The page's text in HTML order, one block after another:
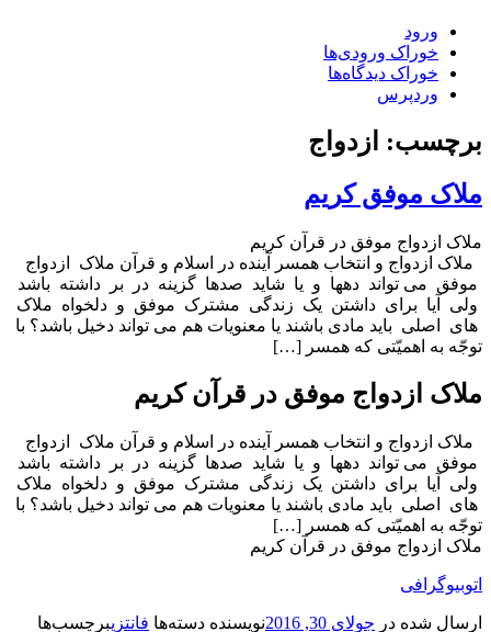
ورود
خوراک ورودی‌ها
خوراک دیدگاه‌ها
وردپرس
برچسب: ازدواج
ملاک موفق کریم
ملاک ازدواج موفق در قرآن کریم
ملاک ازدواج و انتخاب همسر آینده در اسلام و قرآن ملاک ازدواج
موفق می تواند دهها و یا شاید صدها گزینه در بر داشته باشد
ولی آیا برای داشتن یک زندگی مشترک موفق و دلخواه ملاک
های اصلی باید مادی باشند یا معنویات هم می تواند دخیل باشد؟ با
توجّه به اهمیّتی که همسر […]
ملاک ازدواج موفق در قرآن کریم
ملاک ازدواج و انتخاب همسر آینده در اسلام و قرآن ملاک ازدواج
موفق می تواند دهها و یا شاید صدها گزینه در بر داشته باشد
ولی آیا برای داشتن یک زندگی مشترک موفق و دلخواه ملاک
های اصلی باید مادی باشند یا معنویات هم می تواند دخیل باشد؟ با
توجّه به اهمیّتی که همسر […]
ملاک ازدواج موفق در قرآن کریم
اتوبیوگرافی
ارسال شده در جولای 30, 2016 نویسنده دسته‌ها فانتزیبرچسب‌ها